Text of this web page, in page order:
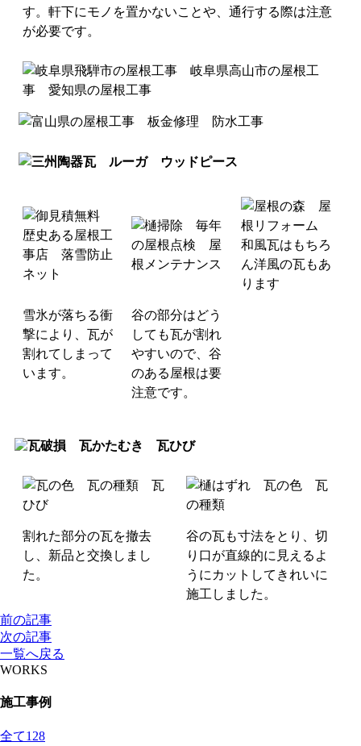
す。軒下にモノを置かないことや、通行する際は注意
が必要です。
雪氷が落ちる衝
撃により、瓦が
割れてしまって
います。
谷の部分はどう
しても瓦が割れ
やすいので、谷
のある屋根は要
注意です。
割れた部分の瓦を撤去
し、新品と交換しまし
た。
谷の瓦も寸法をとり、切
り口が直線的に見えるよ
うにカットしてきれいに
施工しました。
前の記事
次の記事
一覧へ戻る
WORKS
施工事例
全て128